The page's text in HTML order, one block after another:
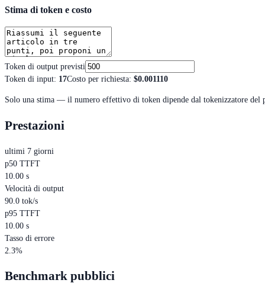
Stima di token e costo
Token di output previsti
Token di input: 17Costo per richiesta: $0.001110
Solo una stima — il numero effettivo di token dipende dal tokenizzatore del
Prestazioni
ultimi 7 giorni
p50 TTFT
10.00 s
Velocità di output
90.0 tok/s
p95 TTFT
10.00 s
Tasso di errore
2.3%
Benchmark pubblici